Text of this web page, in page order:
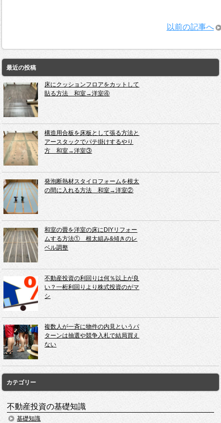
以前の記事へ
最近の投稿
床にクッションフロアをカットして
貼る方法 和室→洋室④
構造用合板を床板として張る方法と
アースタックでパテ掛けするやり
方 和室→洋室③
発泡断熱材スタイロフォームを根太
の間に入れる方法 和室→洋室②
和室の畳を洋室の床にDIYリフォー
ムする方法① 根太組み&傾きのレ
ベル調整
不動産投資の利回りは何％以上が良
い？一桁利回りより株式投資のがマ
シ
複数人が一斉に物件の内見というパ
ターンは抽選や競争入札で結局買え
ない
カテゴリー
不動産投資の基礎知識
基礎知識